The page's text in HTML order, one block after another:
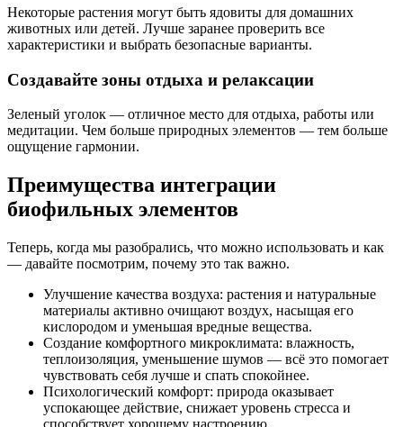
Некоторые растения могут быть ядовиты для домашних
животных или детей. Лучше заранее проверить все
характеристики и выбрать безопасные варианты.
Создавайте зоны отдыха и релаксации
Зеленый уголок — отличное место для отдыха, работы или
медитации. Чем больше природных элементов — тем больше
ощущение гармонии.
Преимущества интеграции
биофильных элементов
Теперь, когда мы разобрались, что можно использовать и как
— давайте посмотрим, почему это так важно.
Улучшение качества воздуха: растения и натуральные
материалы активно очищают воздух, насыщая его
кислородом и уменьшая вредные вещества.
Создание комфортного микроклимата: влажность,
теплоизоляция, уменьшение шумов — всё это помогает
чувствовать себя лучше и спать спокойнее.
Психологический комфорт: природа оказывает
успокающее действие, снижает уровень стресса и